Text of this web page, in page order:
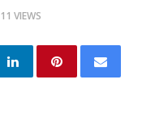
11 VIEWS